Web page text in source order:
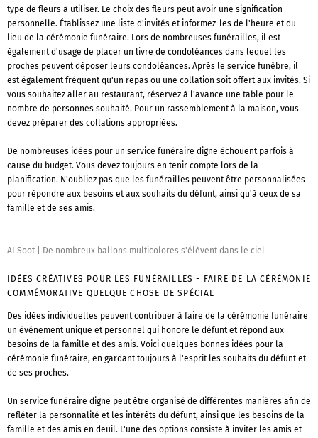
type de fleurs à utiliser. Le choix des fleurs peut avoir une signification
personnelle. Établissez une liste d'invités et informez-les de l'heure et du
lieu de la cérémonie funéraire. Lors de nombreuses funérailles, il est
également d'usage de placer un livre de condoléances dans lequel les
proches peuvent déposer leurs condoléances. Après le service funèbre, il
est également fréquent qu'un repas ou une collation soit offert aux invités. Si
vous souhaitez aller au restaurant, réservez à l'avance une table pour le
nombre de personnes souhaité. Pour un rassemblement à la maison, vous
devez préparer des collations appropriées.
De nombreuses idées pour un service funéraire digne échouent parfois à
cause du budget. Vous devez toujours en tenir compte lors de la
planification. N'oubliez pas que les funérailles peuvent être personnalisées
pour répondre aux besoins et aux souhaits du défunt, ainsi qu'à ceux de sa
famille et de ses amis.
AI Soot De nombreux ballons multicolores s'élèvent dans le ciel
IDÉES CRÉATIVES POUR LES FUNÉRAILLES - FAIRE DE LA CÉRÉMONIE
COMMÉMORATIVE QUELQUE CHOSE DE SPÉCIAL
Des idées individuelles peuvent contribuer à faire de la cérémonie funéraire
un événement unique et personnel qui honore le défunt et répond aux
besoins de la famille et des amis. Voici quelques bonnes idées pour la
cérémonie funéraire, en gardant toujours à l'esprit les souhaits du défunt et
de ses proches.
Un service funéraire digne peut être organisé de différentes manières afin de
refléter la personnalité et les intérêts du défunt, ainsi que les besoins de la
famille et des amis en deuil. L'une des options consiste à inviter les amis et